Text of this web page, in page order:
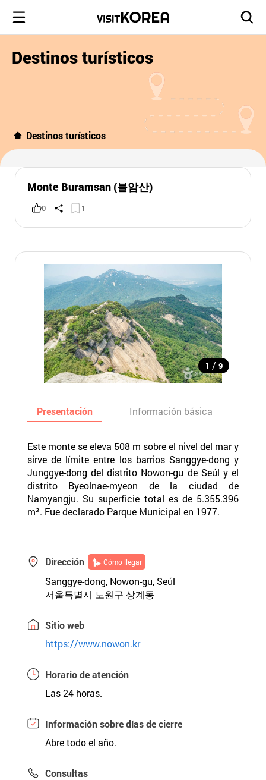
Destinos turísticos
Destinos turísticos
Monte Buramsan (불암산)
0 1
1 / 9
Presentación Información básica
Este monte se eleva 508 m sobre el nivel del mar y
sirve de límite entre los barrios Sanggye-dong y
Junggye-dong del distrito Nowon-gu de Seúl y el
distrito Byeolnae-myeon de la ciudad de
Namyangju. Su superficie total es de 5.355.396
m². Fue declarado Parque Municipal en 1977.
Dirección Cómo llegar
Sanggye-dong, Nowon-gu, Seúl
서울특별시 노원구 상계동
Sitio web
https://www.nowon.kr
Horario de atención
Las 24 horas.
Información sobre días de cierre
Abre todo el año.
Consultas